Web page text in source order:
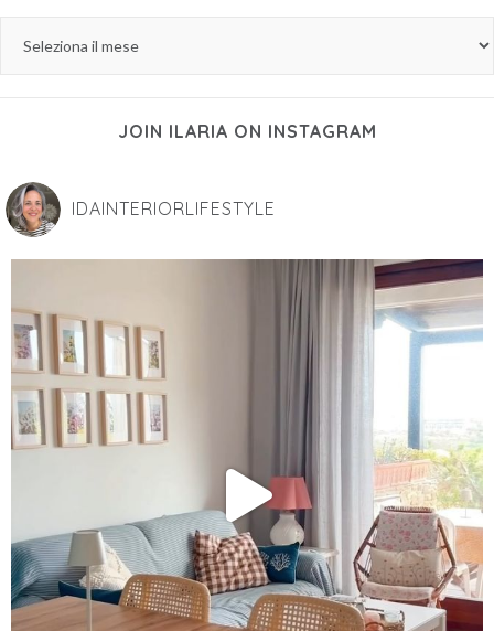
JOIN ILARIA ON INSTAGRAM
IDAINTERIORLIFESTYLE